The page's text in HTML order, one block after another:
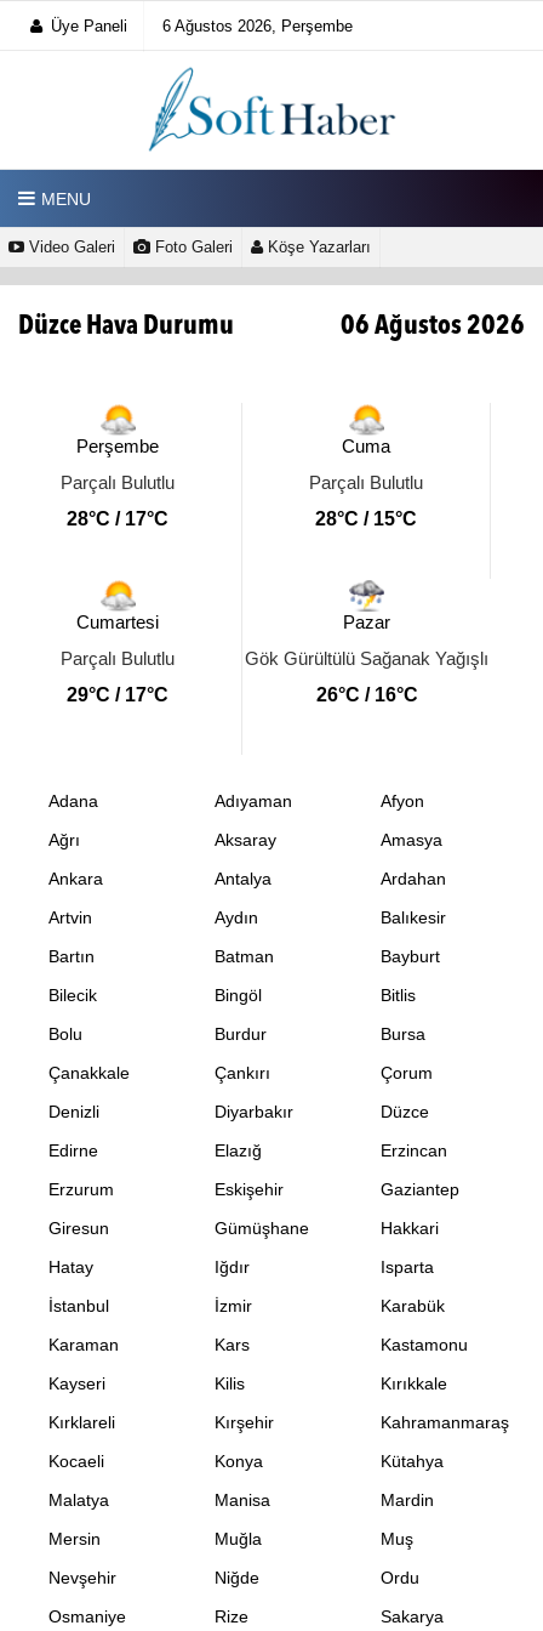
Üye Paneli 6 Ağustos 2026, Perşembe
MENU
Video Galeri Foto Galeri Köşe Yazarları
Düzce Hava Durumu 06 Ağustos 2026
Perşembe
Parçalı Bulutlu
28°C / 17°C
Cuma
Parçalı Bulutlu
28°C / 15°C
Cumartesi
Parçalı Bulutlu
29°C / 17°C
Pazar
Gök Gürültülü Sağanak Yağışlı
26°C / 16°C
Adana Adıyaman
Afyon
Ağrı
Aksaray
Amasya
Ankara
Antalya
Ardahan
Artvin
Aydın
Balıkesir
Bartın
Batman
Bayburt
Bilecik
Bingöl
Bitlis
Bolu
Burdur
Bursa
Çanakkale
Çankırı
Çorum
Denizli
Diyarbakır
Düzce
Edirne
Elazığ
Erzincan
Erzurum
Eskişehir
Gaziantep
Giresun
Gümüşhane
Hakkari
Hatay
Iğdır
Isparta
İstanbul
İzmir
Karabük
Karaman
Kars
Kastamonu
Kayseri
Kilis
Kırıkkale
Kırklareli
Kırşehir
Kahramanmaraş
Kocaeli
Konya
Kütahya
Malatya
Manisa
Mardin
Mersin
Muğla
Muş
Nevşehir
Niğde
Ordu
Osmaniye
Rize Sakarya